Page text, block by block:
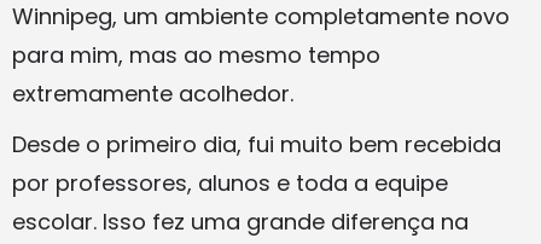
Winnipeg, um ambiente completamente novo
para mim, mas ao mesmo tempo
extremamente acolhedor.
Desde o primeiro dia, fui muito bem recebida
por professores, alunos e toda a equipe
escolar. Isso fez uma grande diferença na